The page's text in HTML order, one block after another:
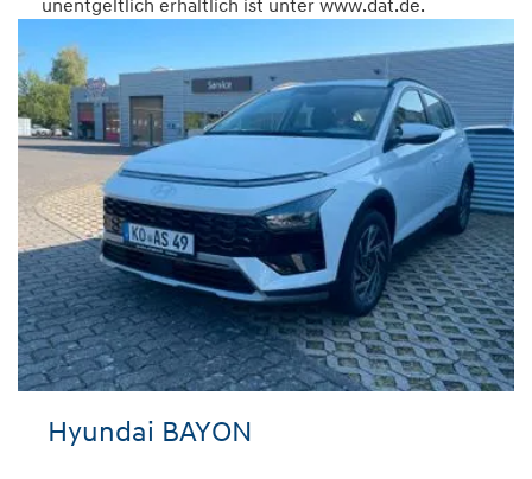
unentgeltlich erhältlich ist unter www.dat.de.
BAYON